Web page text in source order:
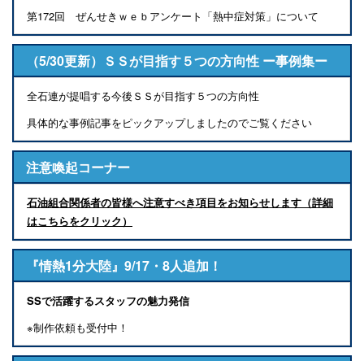
第172回 ぜんせきｗｅｂアンケート「熱中症対策」について
（5/30更新）ＳＳが目指す５つの方向性 ー事例集ー
全石連が提唱する今後ＳＳが目指す５つの方向性
具体的な事例記事をピックアップしましたのでご覧ください
注意喚起コーナー
石油組合関係者の皆様へ注意すべき項目をお知らせします（詳細
はこちらをクリック）
『情熱1分大陸』9/17・8人追加！
SSで活躍するスタッフの魅力発信
※制作依頼も受付中！